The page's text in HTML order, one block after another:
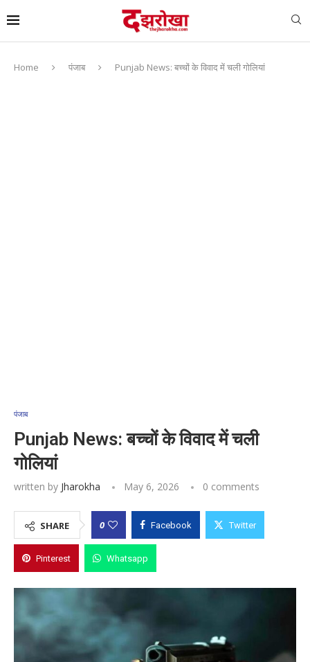
Home पंजाब Punjab News: बच्चों के विवाद में चली गोलियां
पंजाब
Punjab News: बच्चों के विवाद में चली
गोलियां
written by Jharokha May 6, 2026 0 comments
SHARE 0 Facebook Twitter
Pinterest Whatsapp